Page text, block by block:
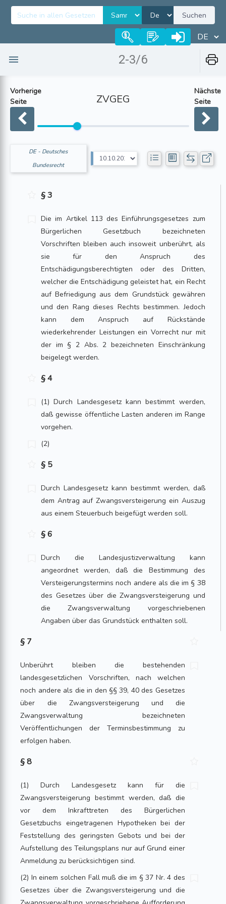
Suchen
2-3/6
Vorherige
Seite
ZVGEG
Nächste
Seite
DE - Deutsches
Bundesrecht
§ 3
Die im Artikel 113 des Einführungsgesetzes zum
Bürgerlichen Gesetzbuch bezeichneten
Vorschriften bleiben auch insoweit unberührt, als
sie für den Anspruch des
Entschädigungsberechtigten oder des Dritten,
welcher die Entschädigung geleistet hat, ein Recht
auf Befriedigung aus dem Grundstück gewähren
und den Rang dieses Rechts bestimmen. Jedoch
kann dem Anspruch auf Rückstände
wiederkehrender Leistungen ein Vorrecht nur mit
der im § 2 Abs. 2 bezeichneten Einschränkung
beigelegt werden.
§ 4
(1) Durch Landesgesetz kann bestimmt werden,
daß gewisse öffentliche Lasten anderen im Range
vorgehen.
(2)
§ 5
Durch Landesgesetz kann bestimmt werden, daß
dem Antrag auf Zwangsversteigerung ein Auszug
aus einem Steuerbuch beigefügt werden soll.
§ 6
Durch die Landesjustizverwaltung kann
angeordnet werden, daß die Bestimmung des
Versteigerungstermins noch andere als die im § 38
des Gesetzes über die Zwangsversteigerung und
die Zwangsverwaltung vorgeschriebenen
Angaben über das Grundstück enthalten soll.
§ 7
Unberührt bleiben die bestehenden
landesgesetzlichen Vorschriften, nach welchen
noch andere als die in den §§ 39, 40 des Gesetzes
über die Zwangsversteigerung und die
Zwangsverwaltung bezeichneten
Veröffentlichungen der Terminsbestimmung zu
erfolgen haben.
§ 8
(1) Durch Landesgesetz kann für die
Zwangsversteigerung bestimmt werden, daß die
vor dem Inkrafttreten des Bürgerlichen
Gesetzbuchs eingetragenen Hypotheken bei der
Feststellung des geringsten Gebots und bei der
Aufstellung des Teilungsplans nur auf Grund einer
Anmeldung zu berücksichtigen sind.
(2) In einem solchen Fall muß die im § 37 Nr. 4 des
Gesetzes über die Zwangsversteigerung und die